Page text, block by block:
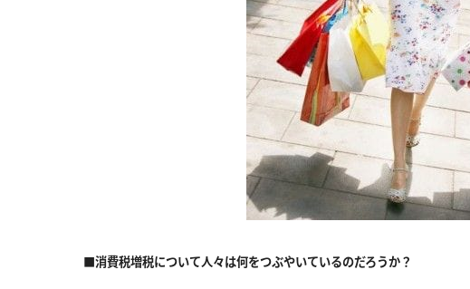
■消費税増税について人々は何をつぶやいているのだろうか？